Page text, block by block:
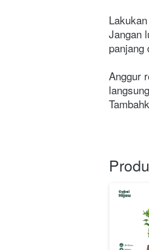
Jangan
panjang
Anggur